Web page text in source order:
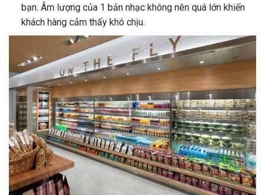
bạn. Âm lượng của 1 bản nhạc không nên quá lớn khiến
khách hàng cảm thấy khó chịu.